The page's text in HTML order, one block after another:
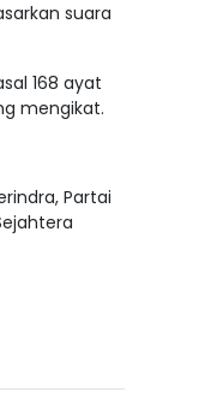
suara
168 ayat
mengikat.
Partai